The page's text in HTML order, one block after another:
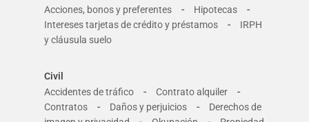
Acciones, bonos y preferentes
- Hipotecas -
Intereses tarjetas de crédito y préstamos -
IRPH
y cláusula suelo
Civil
Accidentes de tráfico
- Contrato alquiler -
Contratos - Daños y perjuicios -
Derechos de